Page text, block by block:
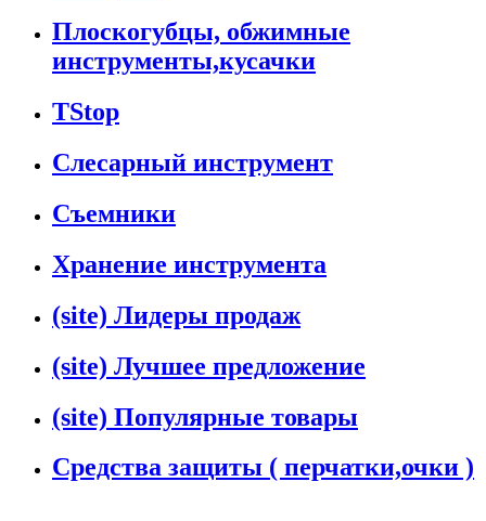
Плоскогубцы, обжимные
инструменты,кусачки
TStop
Слесарный инструмент
Съемники
Хранение инструмента
(site) Лидеры продаж
(site) Лучшее предложение
(site) Популярные товары
Средства защиты ( перчатки,очки )